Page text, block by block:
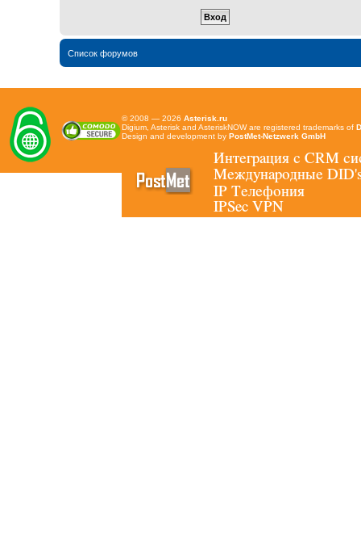
Список форумов
© 2008 — 2026 Asterisk.ru
Digium, Asterisk and AsteriskNOW are registered trademarks of
Design and development by PostMet-Netzwerk GmbH